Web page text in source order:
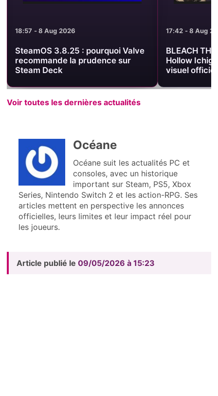
17:42 - 8 Aug 2026
BLEACH THE STORIES remet Half-
Hollow Ichigo au centre d’un
visuel officiel
14:50 - 8 Aug
[Test]
deckbuilder
prometteur,
Voir toutes les dernières actualités
Océane
Océane suit les actualités PC et
consoles, avec un historique
important sur Steam, PS5, Xbox
Series, Nintendo Switch 2 et les action-RPG. Ses
articles mettent en perspective les annonces
officielles, leurs limites et leur impact réel pour
les joueurs.
Article publié le 09/05/2026 à 15:23